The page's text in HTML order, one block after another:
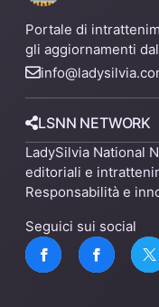
Portale di
gli aggiornamenti
LSNN NETWORK
LadySilvia National
editoriali e
Responsabilità e
Seguici sui social